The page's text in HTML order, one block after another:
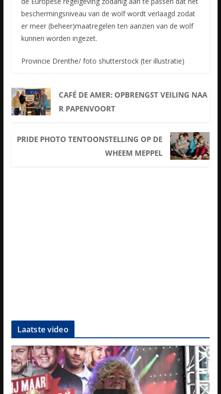
beschermingsniveau van de wolf wordt verlaagd zodat
er meer (beheer)maatregelen ten aanzien van de wolf
kunnen worden ingezet.
Provincie Drenthe/ foto shutterstock (ter illustratie)
CAFÉ DE AMER: OPBRENGST VEILING NAA
R PAPENVOORT
PRIDE PHOTO TENTOONSTELLING OP DE
WHEEM MEPPEL
Laatste video